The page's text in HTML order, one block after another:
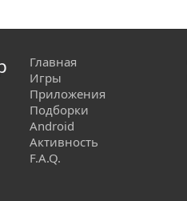
Главная
Игры
Приложения
Подборки
Android
Активность
F.A.Q.